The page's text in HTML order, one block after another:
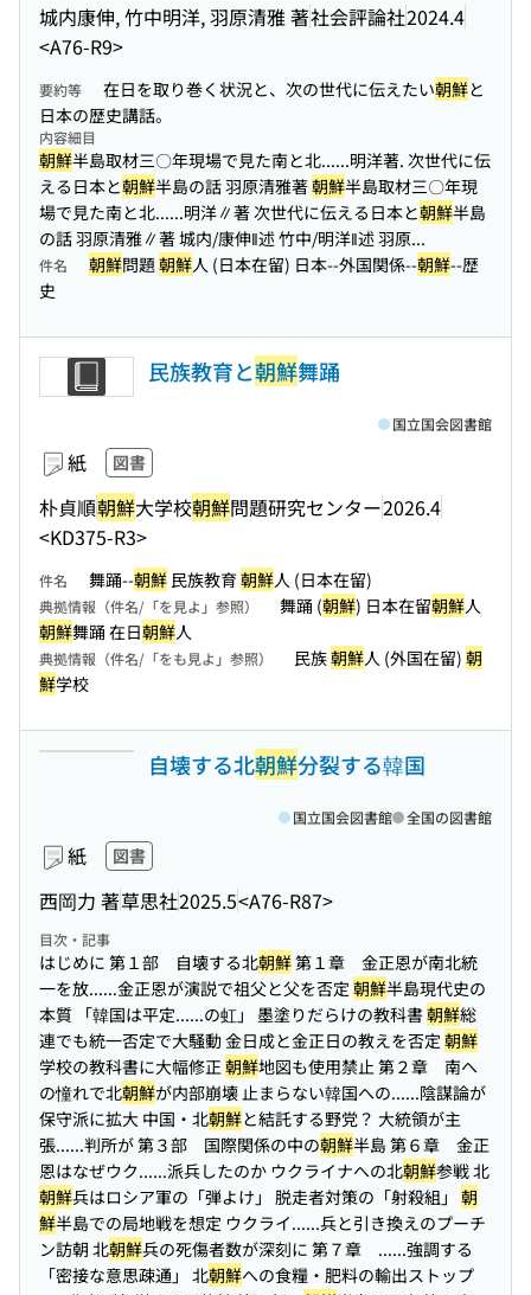
城内康伸, 竹中明洋, 羽原清雅 著社会評論社2024.4
<A76-R9>
要約等 在日を取り巻く状況と、次の世代に伝えたい朝鮮と
日本の歴史講話。
内容細目
朝鮮半島取材三〇年現場で見た南と北......明洋著. 次世代に伝
える日本と朝鮮半島の話 羽原清雅著朝鮮半島取材三〇年現
場で見た南と北......明洋∥著 次世代に伝える日本と朝鮮半島
の話 羽原清雅∥著 城内/康伸‖述 竹中/明洋‖述 羽原...
件名 朝鮮問題朝鮮人 (日本在留) 日本--外国関係--朝鮮--歴
史
民族教育と朝鮮舞踊
紙 図書
朴貞順朝鮮大学校朝鮮問題研究センター2026.4
<KD375-R3>
国立国会図書館
件名 舞踊--朝鮮 民族教育朝鮮人 (日本在留)
典拠情報（件名/「を見よ」参照） 舞踊 (朝鮮) 日本在留朝鮮人
朝鮮舞踊 在日朝鮮人
典拠情報（件名/「をも見よ」参照） 民族朝鮮人 (外国在留) 朝
鮮学校
自壊する北朝鮮分裂する韓国
紙 図書
西岡力 著草思社2025.5<A76-R87>
国立国会図書館 全国の図書館
目次・記事
はじめに 第１部 自壊する北朝鮮第１章 金正恩が南北統
一を放......金正恩が演説で祖父と父を否定 朝鮮半島現代史の
本質 「韓国は平定......の虹」 墨塗りだらけの教科書朝鮮総
連でも統一否定で大騒動 金日成と金正日の教えを否定 朝鮮
学校の教科書に大幅修正朝鮮地図も使用禁止 第２章 南へ
の憧れで北朝鮮が内部崩壊 止まらない韓国への......陰謀論が
保守派に拡大 中国・北朝鮮と結託する野党？ 大統領が主
張......判所が 第３部 国際関係の中の朝鮮半島 第６章 金正
恩はなぜウク......派兵したのか ウクライナへの北朝鮮参戦 北
朝鮮兵はロシア軍の「弾よけ」 脱走者対策の「射殺組」 朝
鮮半島での局地戦を想定 ウクライ......兵と引き換えのプーチ
ン訪朝 北朝鮮兵の死傷者数が深刻に 第７章 ......強調する
「密接な意思疎通」 北朝鮮への食糧・肥料の輸出ストップ